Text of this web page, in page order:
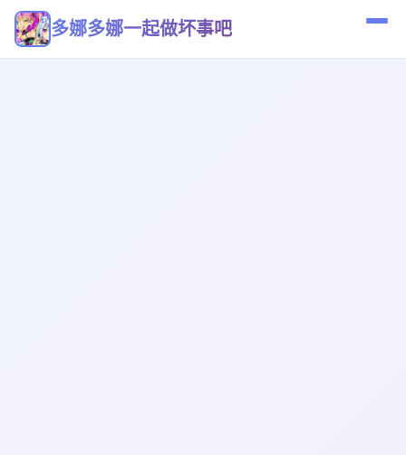
多娜多娜一起做坏事吧